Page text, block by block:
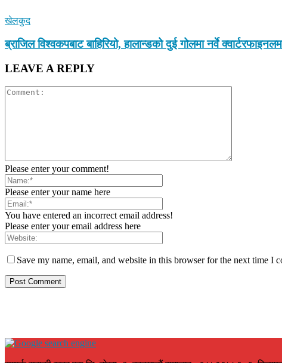
खेलकुद
ब्राजिल विश्वकपबाट बाहिरियो, हालान्डको दुई गोलमा नर्वे
LEAVE A REPLY
Please enter your comment!
Please enter your name here
You have entered an incorrect email address!
Please enter your email address here
Save my name, email, and website in this browser for the next time I